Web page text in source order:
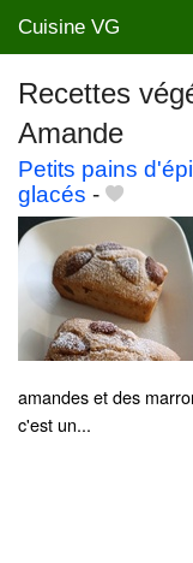
Cuisine VG
Recettes
Amande
Petits pains
glacés -
amandes et des
c'est un...